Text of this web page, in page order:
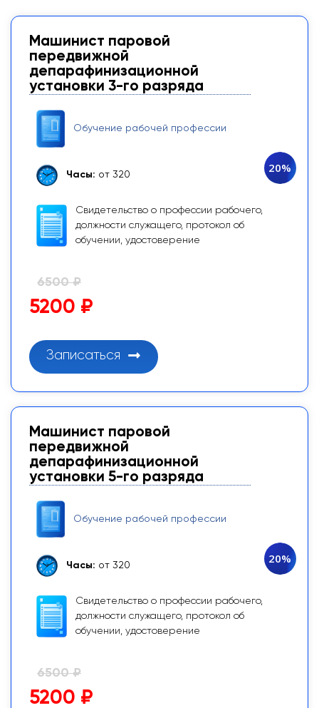
Машинист паровой
передвижной
депарафинизационной
установки 3-го разряда
Обучение рабочей профессии
Часы: от 320
Свидетельство о профессии рабочего,
должности служащего, протокол об
обучении, удостоверение
20%
6500 ₽
5200 ₽
Записаться
Машинист паровой
передвижной
депарафинизационной
установки 5-го разряда
Обучение рабочей профессии
Часы: от 320
Свидетельство о профессии рабочего,
должности служащего, протокол об
обучении, удостоверение
20%
6500 ₽
5200 ₽